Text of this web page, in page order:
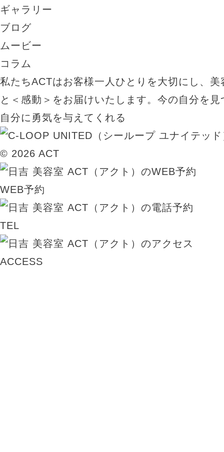
ギャラリー
ブログ
ムービー
コラム
私たちACTはお客様一人ひとりを大切にし、
と＜感動＞をお届けいたします。今の自分を
自分に勇気を与えてくれる
© 2026 ACT
WEB予約
TEL
ACCESS